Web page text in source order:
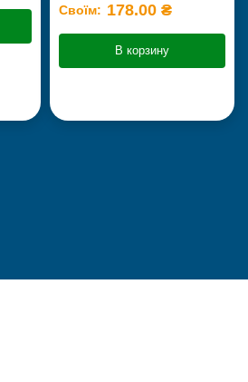
Своїм: 178.00 ₴
В корзину